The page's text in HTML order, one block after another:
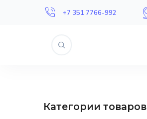
+7 351 7766-992
Категории товаров